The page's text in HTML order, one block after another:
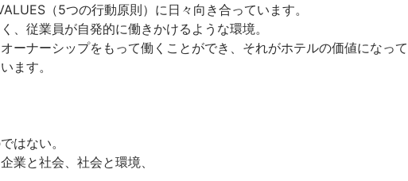
（5つの行動原則）に日々向き合っています。
、従業員が自発的に働きかけるような環境。
ーナーシップをもって働くことができ、それがホテルの価値になっ
ます。
はない。
業と社会、社会と環境、